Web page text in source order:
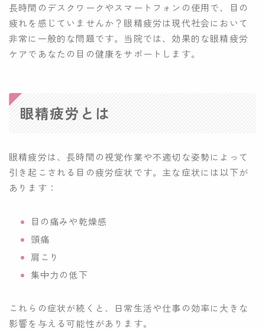
長時間のデスクワークやスマートフォンの使用で、目の
疲れを感じていませんか？眼精疲労は現代社会において
非常に一般的な問題です。当院では、効果的な眼精疲労
ケアであなたの目の健康をサポートします。
眼精疲労とは
眼精疲労は、長時間の視覚作業や不適切な姿勢によって
引き起こされる目の疲労症状です。主な症状には以下が
あります：
目の痛みや乾燥感
頭痛
肩こり
集中力の低下
これらの症状が続くと、日常生活や仕事の効率に大きな
影響を与える可能性があります。